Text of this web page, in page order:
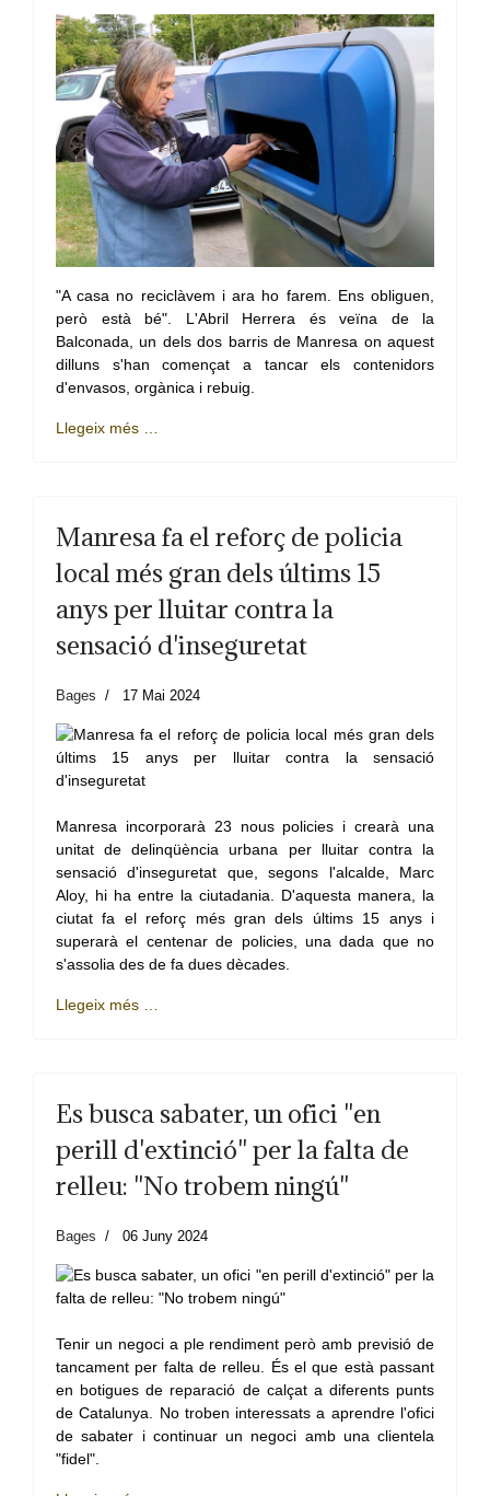
"A casa no reciclàvem i ara ho farem. Ens obliguen,
però està bé". L'Abril Herrera és veïna de la
Balconada, un dels dos barris de Manresa on aquest
dilluns s'han començat a tancar els contenidors
d'envasos, orgànica i rebuig.
Llegeix més …
Manresa fa el reforç de policia
local més gran dels últims 15
anys per lluitar contra la
sensació d'inseguretat
Bages 17 Mai 2024
Manresa incorporarà 23 nous policies i crearà una
unitat de delinqüència urbana per lluitar contra la
sensació d'inseguretat que, segons l'alcalde, Marc
Aloy, hi ha entre la ciutadania. D'aquesta manera, la
ciutat fa el reforç més gran dels últims 15 anys i
superarà el centenar de policies, una dada que no
s'assolia des de fa dues dècades.
Llegeix més …
Es busca sabater, un ofici "en
perill d'extinció" per la falta de
relleu: "No trobem ningú"
Bages 06 Juny 2024
Tenir un negoci a ple rendiment però amb previsió de
tancament per falta de relleu. És el que està passant
en botigues de reparació de calçat a diferents punts
de Catalunya. No troben interessats a aprendre l'ofici
de sabater i continuar un negoci amb una clientela
"fidel".